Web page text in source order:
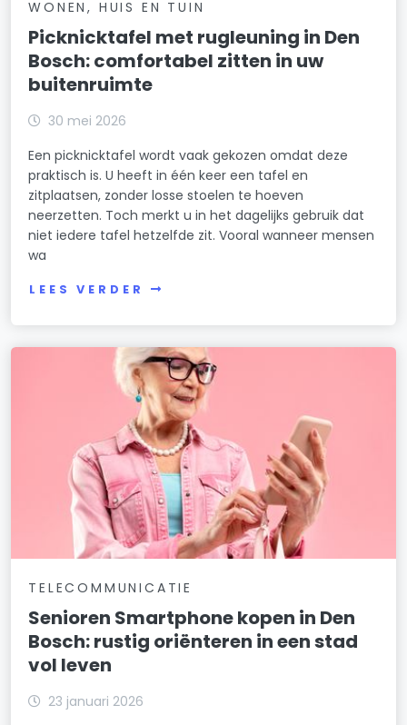
WONEN, HUIS EN TUIN
Picknicktafel met rugleuning in Den
Bosch: comfortabel zitten in uw
buitenruimte
30 mei 2026
Een picknicktafel wordt vaak gekozen omdat deze
praktisch is. U heeft in één keer een tafel en
zitplaatsen, zonder losse stoelen te hoeven
neerzetten. Toch merkt u in het dagelijks gebruik dat
niet iedere tafel hetzelfde zit. Vooral wanneer mensen
wa
LEES VERDER
TELECOMMUNICATIE
Senioren Smartphone kopen in Den
Bosch: rustig oriënteren in een stad
vol leven
23 januari 2026